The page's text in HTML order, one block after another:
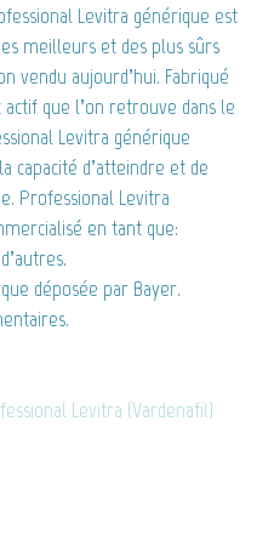
Levitra générique est
meilleurs et des plus sûrs
vendu aujourd’hui. Fabriqué
que l’on retrouve dans le
Levitra générique
capacité d’atteindre et de
Professional Levitra
en tant que:
déposée par Bayer.
Levitra (Vardenafil)